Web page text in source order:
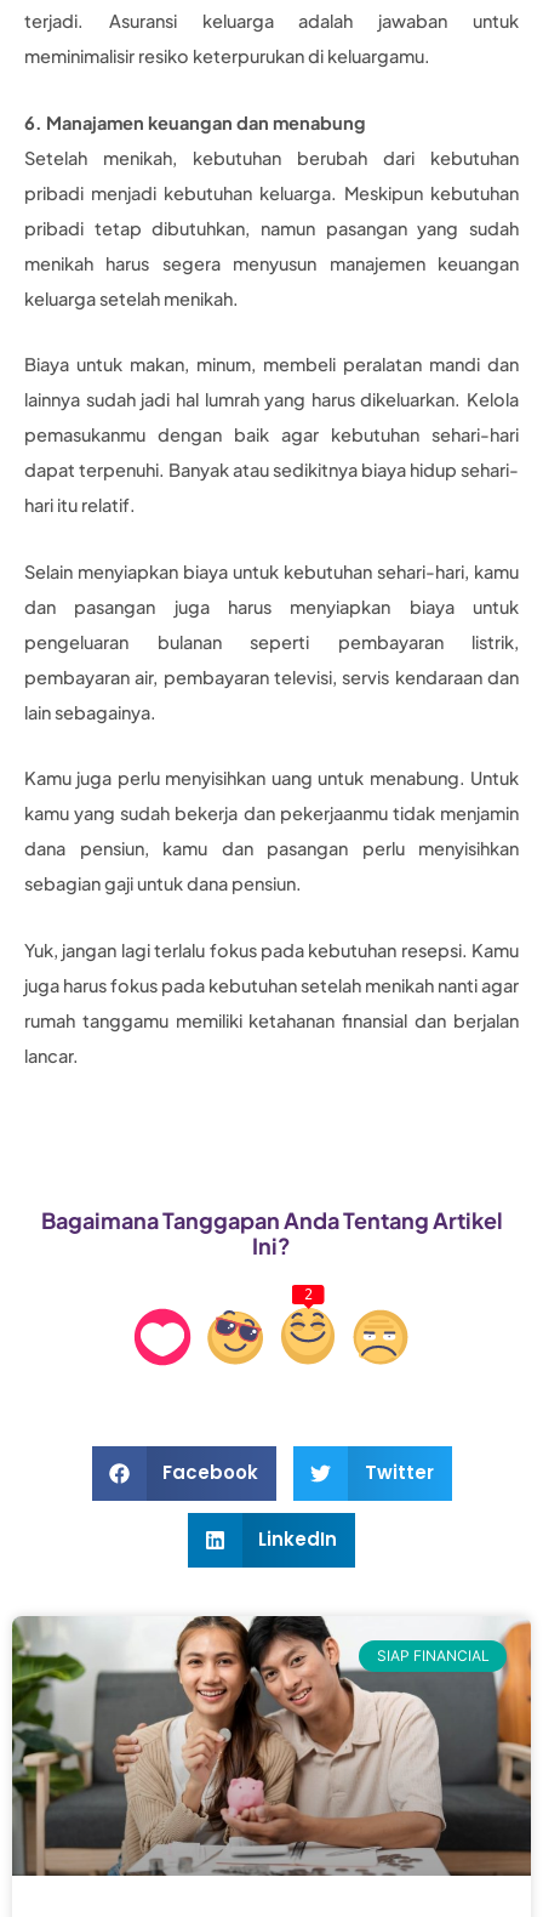
terjadi. Asuransi keluarga adalah jawaban untuk
meminimalisir resiko keterpurukan di keluargamu.
6. Manajamen keuangan dan menabung
Setelah menikah, kebutuhan berubah dari kebutuhan
pribadi menjadi kebutuhan keluarga. Meskipun kebutuhan
pribadi tetap dibutuhkan, namun pasangan yang sudah
menikah harus segera menyusun manajemen keuangan
keluarga setelah menikah.
Biaya untuk makan, minum, membeli peralatan mandi dan
lainnya sudah jadi hal lumrah yang harus dikeluarkan. Kelola
pemasukanmu dengan baik agar kebutuhan sehari-hari
dapat terpenuhi. Banyak atau sedikitnya biaya hidup sehari-
hari itu relatif.
Selain menyiapkan biaya untuk kebutuhan sehari-hari, kamu
dan pasangan juga harus menyiapkan biaya untuk
pengeluaran bulanan seperti pembayaran listrik,
pembayaran air, pembayaran televisi, servis kendaraan dan
lain sebagainya.
Kamu juga perlu menyisihkan uang untuk menabung. Untuk
kamu yang sudah bekerja dan pekerjaanmu tidak menjamin
dana pensiun, kamu dan pasangan perlu menyisihkan
sebagian gaji untuk dana pensiun.
Yuk, jangan lagi terlalu fokus pada kebutuhan resepsi. Kamu
juga harus fokus pada kebutuhan setelah menikah nanti agar
rumah tanggamu memiliki ketahanan finansial dan berjalan
lancar.
Bagaimana Tanggapan Anda Tentang Artikel
Ini?
2
Facebook Twitter
LinkedIn
SIAP FINANCIAL